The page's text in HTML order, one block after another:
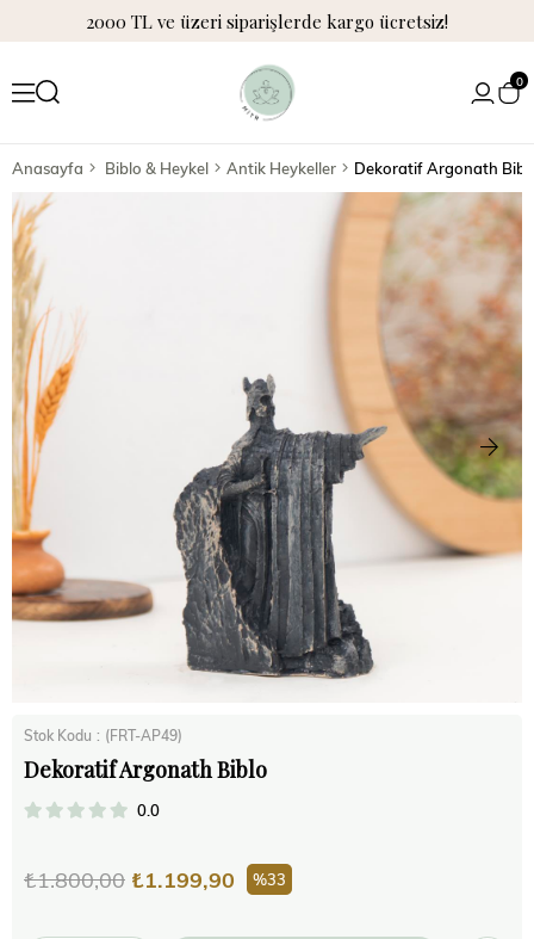
2000 TL ve üzeri siparişlerde kargo ücretsiz!
0
Anasayfa Biblo & Heykel Antik Heykeller Dekoratif Argonath
Stok Kodu (FRT-AP49)
Dekoratif Argonath Biblo
0.0
₺1.800,00 ₺1.199,90 33